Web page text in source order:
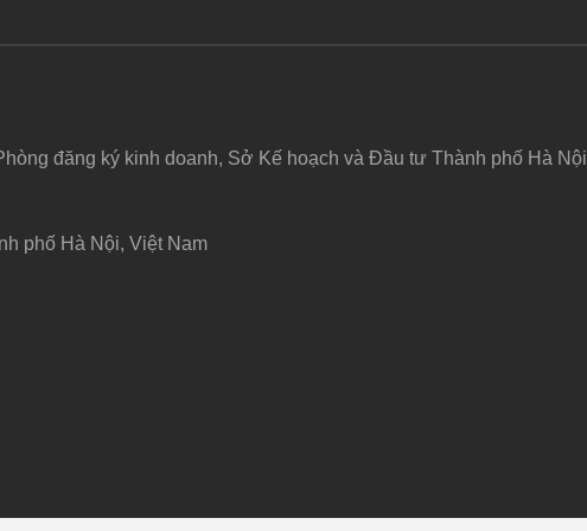
đăng ký kinh doanh, Sở Kế hoạch và Đầu tư Thành phố Hà Nội
phố Hà Nội, Việt Nam